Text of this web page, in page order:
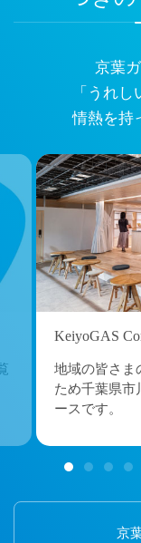
京葉
「うれ
情熱を持
KeiyoGAS
地域の皆さま
ため千葉県市
ースです。
京